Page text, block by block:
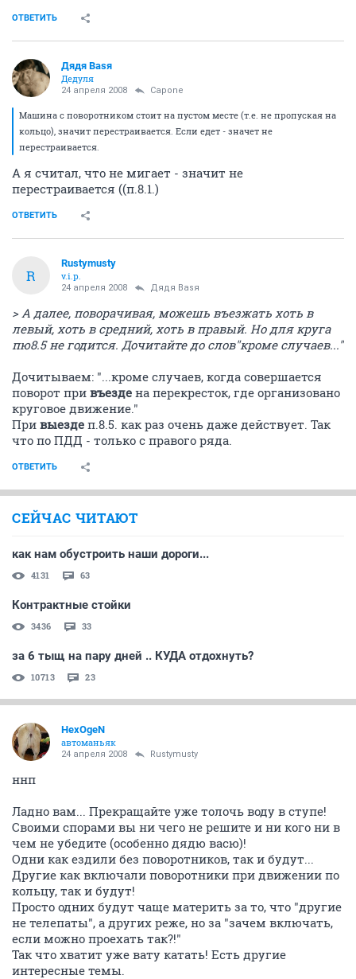
ОТВЕТИТЬ
Дядя Ваsя
Дедуля
24 апреля 2008 Capone
Машина с поворотником стоит на пустом месте (т.е. не пропуская на
кольцо), значит перестраивается. Если едет - значет не
перестраивается.
А я считал, что не мигает - значит не
перестраивается ((п.8.1.)
ОТВЕТИТЬ
R
Rustymusty
v.i.p.
24 апреля 2008 Дядя Ваsя
> А далее, поворачивая, можешь въезжать хоть в
левый, хоть в средний, хоть в правый. Но для круга
пю8.5 не годится. Дочитайте до слов"кроме случаев..."
Дочитываем: "...кроме случаев, когда совершается
поворот при въезде на перекресток, где организовано
круговое движение."
При выезде п.8.5. как раз очень даже действует. Так
что по ПДД - только с правого ряда.
ОТВЕТИТЬ
СЕЙЧАС ЧИТАЮТ
как нам обустроить наши дороги...
4131 63
Контрактные стойки
3436 33
за 6 тыщ на пару дней .. КУДА отдохнуть?
10713 23
HexOgeN
автоманьяк
24 апреля 2008 Rustymusty
ннп
Ладно вам... Прекращайте уже толочь воду в ступе!
Своими спорами вы ни чего не решите и ни кого ни в
чем не убедите (особенно дядю васю)!
Одни как ездили без поворотников, так и будут...
Другие как включали поворотники при движении по
кольцу, так и будут!
Просто одних будут чаще материть за то, что "другие
не телепаты", а других реже, но за "зачем включать,
если можно проехать так?!"
Так что хватит уже вату катать! Есть другие
интересные темы.